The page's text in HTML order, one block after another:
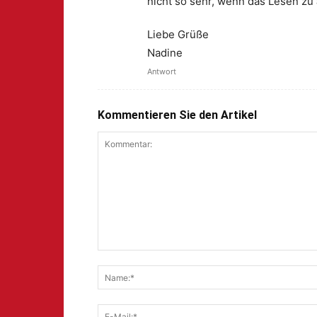
Liebe Grüße
Nadine
Antwort
Kommentieren Sie den Artikel